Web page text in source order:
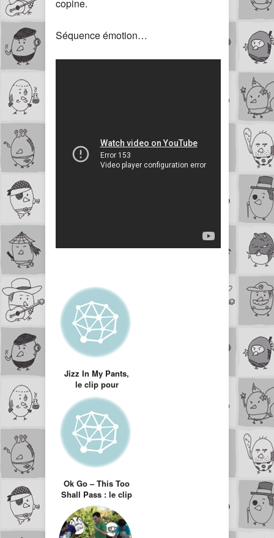
copine.
Séquence émotion…
Jizz In My Pants,
le clip pour
éjaculateurs
précoces
Ok Go – This Too
Shall Pass : le clip
avec une machine
de Rube Goldberg